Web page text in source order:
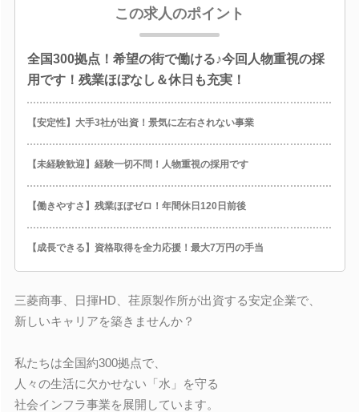
この求人のポイント
全国300拠点！希望の街で働ける♪今回人物重視の採
用です！残業ほぼなし＆休日も充実！
【安定性】大手3社が出資！景気に左右されない事業
【未経験歓迎】経験一切不問！人物重視の採用です
【働きやすさ】残業ほぼゼロ！年間休日120日前後
【成長できる】資格取得を全力応援！最大7万円の手当
三菱商事、日揮HD、荏原製作所が出資する安定企業で、
新しいキャリアを築きませんか？
私たちは全国約300拠点で、
人々の生活に欠かせない「水」を守る
社会インフラ事業を展開しています。